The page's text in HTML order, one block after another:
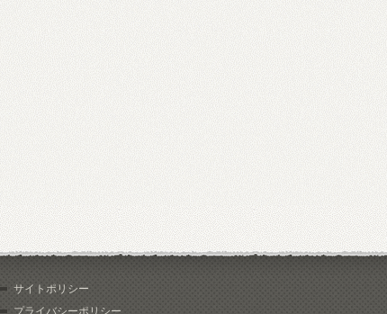
サイトポリシー
プライバシーポリシー